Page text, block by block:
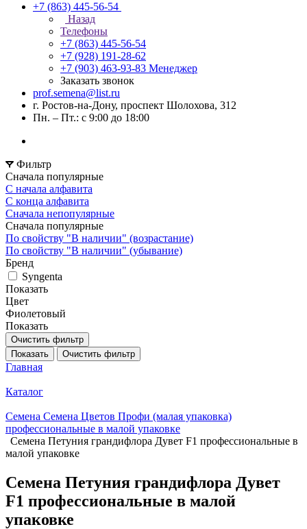
+7 (863) 445-56-54
Назад
Телефоны
+7 (863) 445-56-54
+7 (928) 191-28-62
+7 (903) 463-93-83 Менеджер
Заказать звонок
prof.semena@list.ru
г. Ростов-на-Дону, проспект Шолохова, 312
Пн. – Пт.: с 9:00 до 18:00
Фильтр
Сначала популярные
С начала алфавита
С конца алфавита
Сначала непопулярные
Сначала популярные
По свойству "В наличии" (возрастание)
По свойству "В наличии" (убывание)
Бренд
Syngenta
Показать
Цвет
Фиолетовый
Показать
Очистить фильтр
Показать
Очистить фильтр
Главная
Каталог
Семена Семена Цветов Профи (малая упаковка)
профессиональные в малой упаковке
Семена Петуния грандифлора Дувет F1 профессиональные в
малой упаковке
Семена Петуния грандифлора Дувет
F1 профессиональные в малой
упаковке